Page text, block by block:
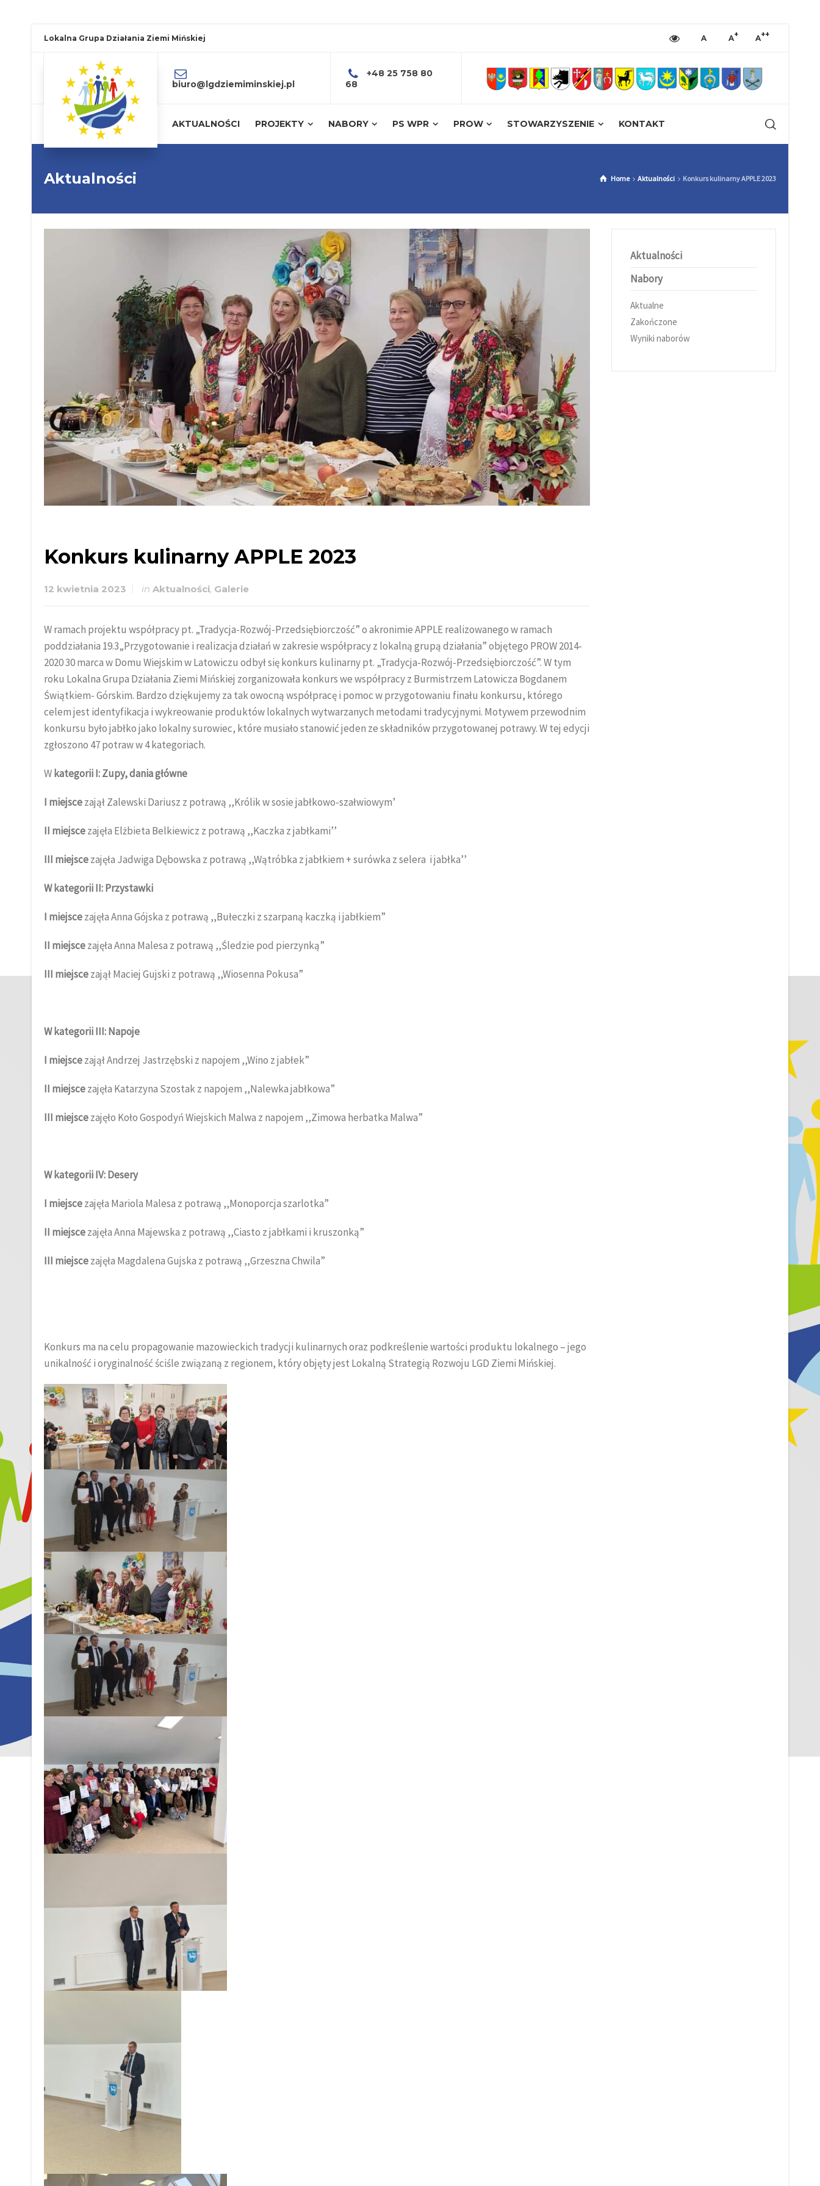
Lokalna Grupa Działania Ziemi Mińskiej A A+ A++
biuro@lgdziemiminskiej.pl
+48 25 758 80
68
AKTUALNOŚCI PROJEKTY NABORY PS WPR PROW STOWARZYSZENIE KONTAKT
Aktualności Home Aktualności Konkurs kulinarny APPLE 2023
Konkurs kulinarny APPLE 2023
12 kwietnia 2023 in Aktualności, Galerie
W ramach projektu współpracy pt. „Tradycja-Rozwój-Przedsiębiorczość” o akronimie APPLE realizowanego w ramach
poddziałania 19.3„Przygotowanie i realizacja działań w zakresie współpracy z lokalną grupą działania” objętego PROW 2014-
2020 30 marca w Domu Wiejskim w Latowiczu odbył się konkurs kulinarny pt. „Tradycja-Rozwój-Przedsiębiorczość”. W tym
roku Lokalna Grupa Działania Ziemi Mińskiej zorganizowała konkurs we współpracy z Burmistrzem Latowicza Bogdanem
Świątkiem- Górskim. Bardzo dziękujemy za tak owocną współpracę i pomoc w przygotowaniu finału konkursu, którego
celem jest identyfikacja i wykreowanie produktów lokalnych wytwarzanych metodami tradycyjnymi. Motywem przewodnim
konkursu było jabłko jako lokalny surowiec, które musiało stanowić jeden ze składników przygotowanej potrawy. W tej edycji
zgłoszono 47 potraw w 4 kategoriach.
W kategorii I: Zupy, dania główne
I miejscezajął Zalewski Dariusz z potrawą ,,Królik w sosie jabłkowo-szałwiowym’
II miejscezajęła Elżbieta Belkiewicz z potrawą ,,Kaczka z jabłkami’’
III miejscezajęła Jadwiga Dębowska z potrawą ,,Wątróbka z jabłkiem + surówka z selera i jabłka’’
W kategorii II: Przystawki
I miejscezajęła Anna Gójska z potrawą ,,Bułeczki z szarpaną kaczką i jabłkiem”
II miejscezajęła Anna Malesa z potrawą ,,Śledzie pod pierzynką”
III miejscezajął Maciej Gujski z potrawą ,,Wiosenna Pokusa”
W kategorii III: Napoje
I miejscezajął Andrzej Jastrzębski z napojem ,,Wino z jabłek”
II miejscezajęła Katarzyna Szostak z napojem ,,Nalewka jabłkowa”
III miejscezajęło Koło Gospodyń Wiejskich Malwa z napojem ,,Zimowa herbatka Malwa”
W kategorii IV: Desery
I miejscezajęła Mariola Malesa z potrawą ,,Monoporcja szarlotka”
II miejscezajęła Anna Majewska z potrawą ,,Ciasto z jabłkami i kruszonką”
III miejscezajęła Magdalena Gujska z potrawą ,,Grzeszna Chwila”
Konkurs ma na celu propagowanie mazowieckich tradycji kulinarnych oraz podkreślenie wartości produktu lokalnego – jego
unikalność i oryginalność ściśle związaną z regionem, który objęty jest Lokalną Strategią Rozwoju LGD Ziemi Mińskiej.
Aktualności
Nabory
Aktualne
Zakończone
Wyniki naborów